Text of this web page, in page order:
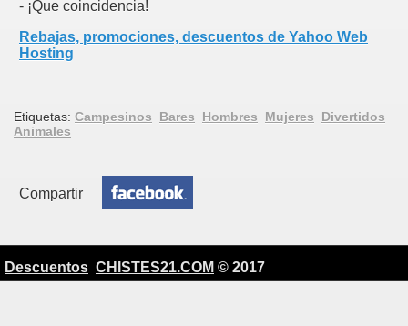
- ¡Que coincidencia!
Rebajas, promociones, descuentos de Yahoo Web
Hosting
Etiquetas: Campesinos Bares Hombres Mujeres
Divertidos
Animales
Compartir
Descuentos CHISTES21.COM © 2017